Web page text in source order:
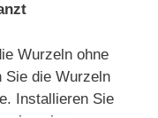
Wurzeln ohne
Sie die Wurzeln
Installieren Sie